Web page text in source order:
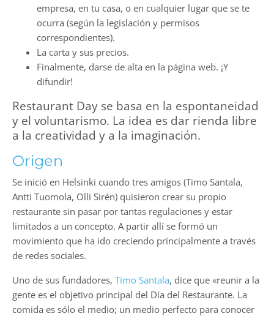
empresa, en tu casa, o en cualquier lugar que se te
ocurra (según la legislación y permisos
correspondientes).
La carta y sus precios.
Finalmente, darse de alta en la página web. ¡Y
difundir!
Restaurant Day se basa en la espontaneidad
y el voluntarismo. La idea es dar rienda libre
a la creatividad y a la imaginación.
Origen
Se inició en Helsinki cuando tres amigos (Timo Santala,
Antti Tuomola, Olli Sirén) quisieron crear su propio
restaurante sin pasar por tantas regulaciones y estar
limitados a un concepto. A partir allí se formó un
movimiento que ha ido creciendo principalmente a través
de redes sociales.
Uno de sus fundadores, Timo Santala, dice que «reunir a la
gente es el objetivo principal del Día del Restaurante. La
comida es sólo el medio; un medio perfecto para conocer